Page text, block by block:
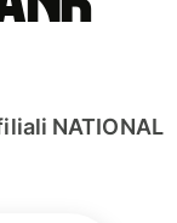
NATIONAL